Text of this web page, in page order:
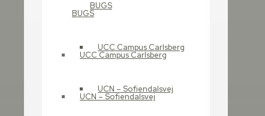
BUGS
UCC Campus Carlsberg
UCN – Sofiendalsvej
BUGS
UCC Campus Carlsberg
UCN – Sofiendalsvej